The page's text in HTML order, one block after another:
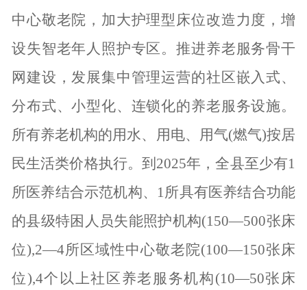
中心敬老院，加大护理型床位改造力度，增
设失智老年人照护专区。推进养老服务骨干
网建设，发展集中管理运营的社区嵌入式、
分布式、小型化、连锁化的养老服务设施。
所有养老机构的用水、用电、用气(燃气)按居
民生活类价格执行。到2025年，全县至少有1
所医养结合示范机构、1所具有医养结合功能
的县级特困人员失能照护机构(150—500张床
位),2—4所区域性中心敬老院(100—150张床
位),4个以上社区养老服务机构(10—50张床